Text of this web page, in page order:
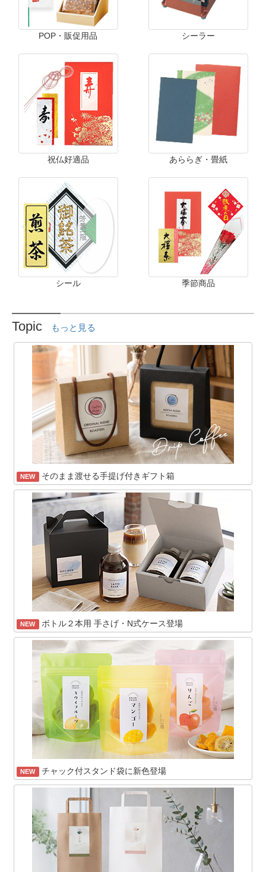
POP・販促用品 シーラー
祝仏好適品 あららぎ・畳紙
シール 季節商品
Topic もっと見る
NEW そのまま渡せる手提げ付きギフト箱
NEW ボトル２本用 手さげ・N式ケース登場
NEW チャック付スタンド袋に新色登場